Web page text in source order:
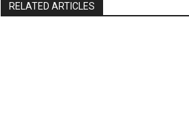
RELATED ARTICLES